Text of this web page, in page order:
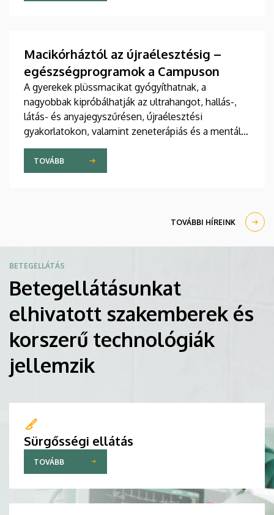
jelent meg tanulmány a világ egyik legrangosabb
szerzője a Debreceni Egyetem egyetemi tanára.
Macikórháztól az újraélesztésig –
egészségprogramok a Campuson
A gyerekek plüssmacikat gyógyíthatnak, a
nagyobbak kipróbálhatják az ultrahangot, hallás-,
látás- és anyajegyszűrésen, újraélesztési
gyakorlatokon, valamint zeneterápiás és a mentális
egészséget támogató prevenciós foglalkozásokon
is részt vehetnek a július 22-én kezdődő Campus
Fesztiválon. A Debreceni Egyetem Klinikai
Egyetem téren felállított faházaknál, illetve a
Központban.
TOVÁBB
TOVÁBBI HÍREINK
BETEGELLÁTÁS
Betegellátásunkat
elhivatott szakemberek és
korszerű technológiák
jellemzik
Sürgősségi ellátás
TOVÁBB